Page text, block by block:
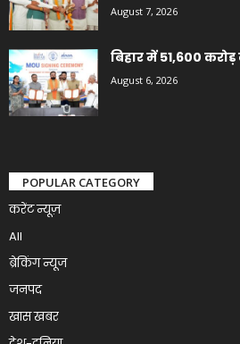
August 7, 2026
बिहार में 51,600
August 6, 2026
POPULAR CATEGORY
करेंट न्यूज़
All
ब्रेकिंग न्यूज
जनपद
खास खबर